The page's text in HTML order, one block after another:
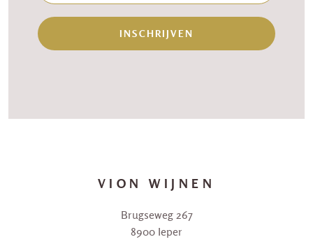
INSCHRIJVEN
VION WIJNEN
Brugseweg 267
8900 Ieper